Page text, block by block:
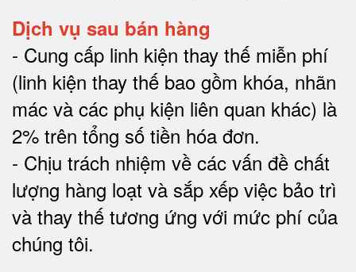
Dịch vụ sau bán hàng
- Cung cấp linh kiện thay thế miễn phí
(linh kiện thay thế bao gồm khóa, nhãn
mác và các phụ kiện liên quan khác) là
2% trên tổng số tiền hóa đơn.
- Chịu trách nhiệm về các vấn đề chất
lượng hàng loạt và sắp xếp việc bảo trì
và thay thế tương ứng với mức phí của
chúng tôi.